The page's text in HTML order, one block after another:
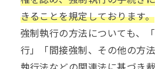
きることを規定しております。
強制執行の方法についても、
行」「間接強制、その他の方